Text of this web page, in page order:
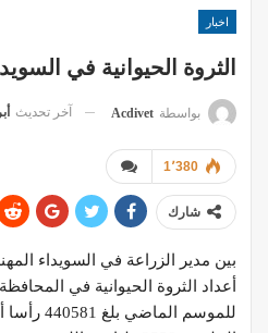
اخبار
الثروة الحيوانية في
بواسطة Acdivet آخر تحديث
1٬380
شارك
بين مدير الزراعة في السويداء
أعداد الثروة الحيوانية في